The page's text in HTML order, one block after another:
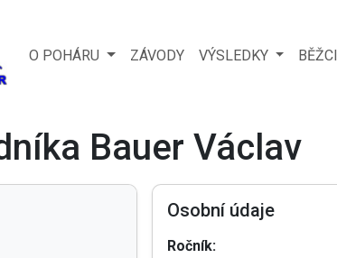
O POHÁRU ZÁVODY VÝSLEDKY BĚŽCI
Bauer Václav
Osobní údaje
Ročník: